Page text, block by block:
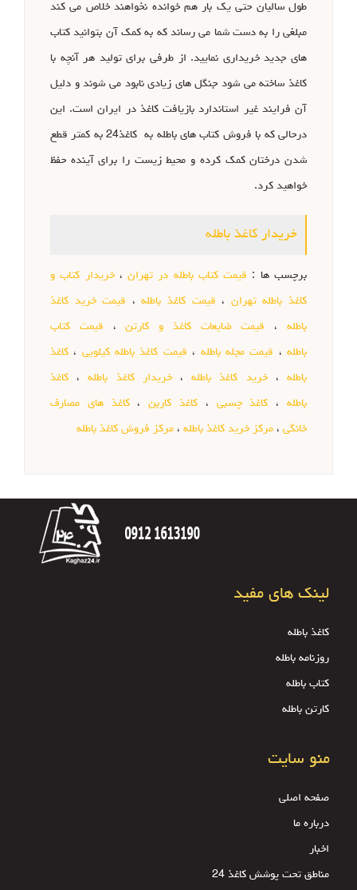
طول سالیان حتی یک بار هم خوانده نخواهند خلاص می کند
مبلغی را به دست شما می رساند که به کمک آن بتوانید کتاب
های جدید خریداری نمایید. از طرفی برای تولید هر آنچه با
کاغذ ساخته می شود جنگل های زیادی نابود می شوند و دلیل
آن فرایند غیر استاندارد بازیافت کاغذ در ایران است. این
درحالی که با فروش کتاب های باطله به کاغذ24 به کمتر قطع
شدن درختان کمک کرده و محیط زیست را برای آینده حفظ
خواهید کرد.
خریدار کاغذ باطله
برچسب ها : قیمت کتاب باطله در تهران،خریدار کتاب و
کاغذ باطله تهران ، قیمت کاغذ باطله، قیمت خرید کاغذ
باطله، قیمت ضایعات کاغذ و کارتن، قیمت کتاب
باطله، قیمت مجله باطله ، قیمت کاغذ باطله کیلویی ، کاغذ
باطله،خرید کاغذ باطله،خریدار کاغذ باطله، کاغذ
باطله، کاغذ چسبی ، کاغذ کاربن،کاغذ های مصارف
خانگی ، مرکز خرید کاغذ باطله ، مرکز فروش کاغذ باطله
لینک های مفید
کاغذ باطله
روزنامه باطله
کتاب باطله
کارتن باطله
منو سایت
صفحه اصلی
درباره ما
اخبار
مناطق تحت پوشش کاغذ 24